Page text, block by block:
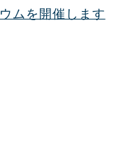
ムを開催します